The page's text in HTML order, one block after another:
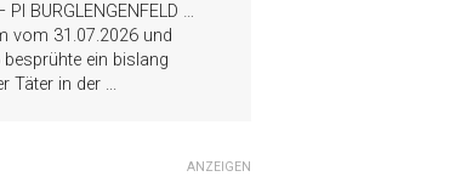
PI BURGLENGENFELD …
vom 31.07.2026 und
besprühte ein bislang
Täter in der ...
ANZEIGEN